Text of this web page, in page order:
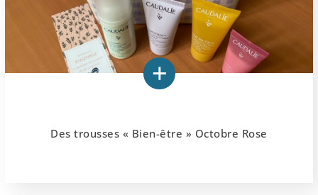
Des trousses « Bien-être » Octobre Rose